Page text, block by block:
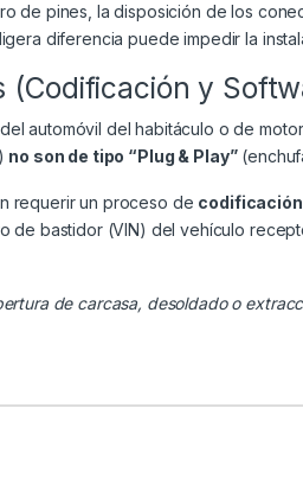
de pines, la disposición de los
diferencia puede impedir la
(Codificación y
automóvil del habitáculo o de
no son de tipo “Plug & Play”
requerir un proceso de
de bastidor (VIN) del vehículo
de carcasa, desoldado o